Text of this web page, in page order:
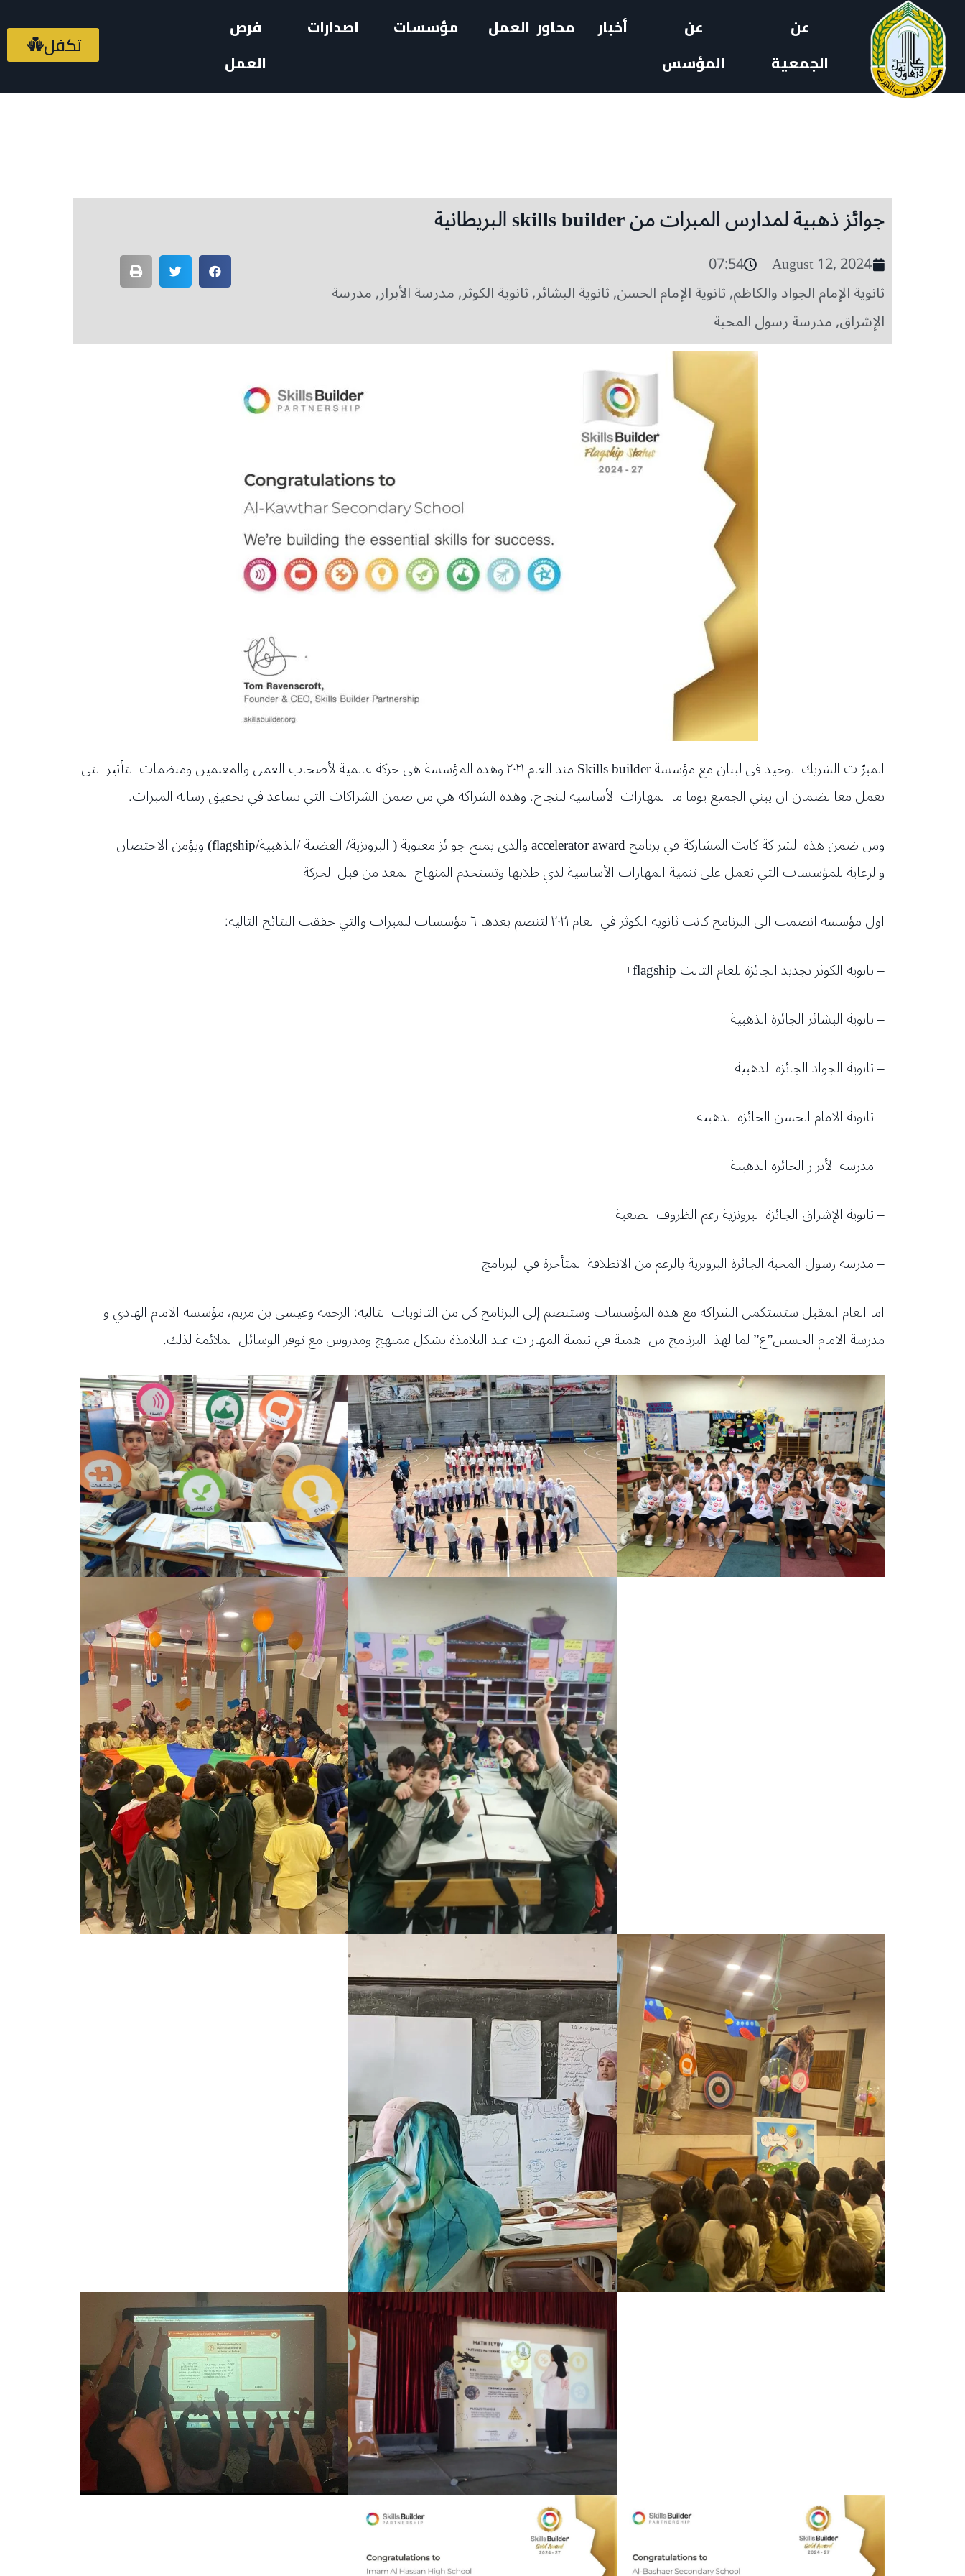
عن
الجمعية
عن
المؤسس
أخبار محاور العمل مؤسسات اصدارات
فرص
العمل
تكفل
جوائز ذهبية لمدارس المبرات من skills builder البريطانية
August 12, 2024
07:54
ثانوية الإمام الجواد والكاظم,ثانوية الإمام الحسن,ثانوية البشائر,ثانوية الكوثر,مدرسة الأبرار,مدرسة
الإشراق,مدرسة رسول المحبة
المبرّات الشريك الوحيد في لبنان مع مؤسسة Skills builder منذ العام ٢٠٢١ وهذه المؤسسة هي حركة عالمية لأصحاب العمل والمعلمين ومنظمات التأثير التي
تعمل معا لضمان ان يبني الجميع يوما ما المهارات الأساسية للنجاح. وهذه الشراكة هي من ضمن الشراكات التي تساعد في تحقيق رسالة المبرات.
ومن ضمن هذه الشراكة كانت المشاركة في برنامج accelerator award والذي يمنح جوائز معنوية ( البرونزية/ الفضية /الذهبية/flagship) ويؤمن الاحتضان
والرعاية للمؤسسات التي تعمل على تنمية المهارات الأساسية لديطلابها وتستخدم المنهاج المعد من قبل الحركة
اول مؤسسة انضمت الى البرنامج كانت ثانوية الكوثر في العام ٢٠٢١ لتنضم بعدها ٦ مؤسسات للمبرات والتي حققت النتائج التالية:
– ثانوية الكوثر تجديد الجائزة للعام الثالث flagship+
– ثانوية البشائر الجائزة الذهبية
– ثانوية الجواد الجائزة الذهبية
– ثانوية الامام الحسن الجائزة الذهبية
– مدرسة الأبرار الجائزة الذهبية
– ثانوية الإشراق الجائزة البرونزية رغم الظروف الصعبة
– مدرسة رسول المحبة الجائزة البرونزية بالرغم من الانطلاقة المتأخرة في البرنامج
اما العام المقبل ستستكمل الشراكة مع هذه المؤسسات وستنضم إلى البرنامج كل من الثانويات التالية: الرحمة وعيسى بن مريم، مؤسسة الامام الهادي و
مدرسة الامام الحسين”ع” لما لهذا البرنامج من اهمية في تنمية المهارات عند التلامذة بشكل ممنهج ومدروس مع توفر الوسائل الملائمة لذلك.